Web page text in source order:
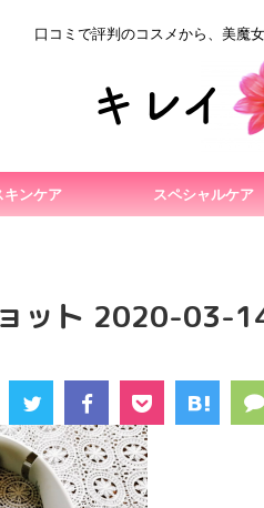
口コミで評判のコスメから、美魔
キンケア スペシャルケア
ット 2020-03-